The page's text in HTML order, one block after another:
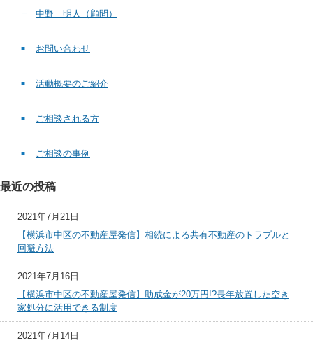
中野 明人（顧問）
お問い合わせ
活動概要のご紹介
ご相談される方
ご相談の事例
最近の投稿
2021年7月21日
【横浜市中区の不動産屋発信】相続による共有不動産のトラブルと
回避方法
2021年7月16日
【横浜市中区の不動産屋発信】助成金が20万円!?長年放置した空き
家処分に活用できる制度
2021年7月14日